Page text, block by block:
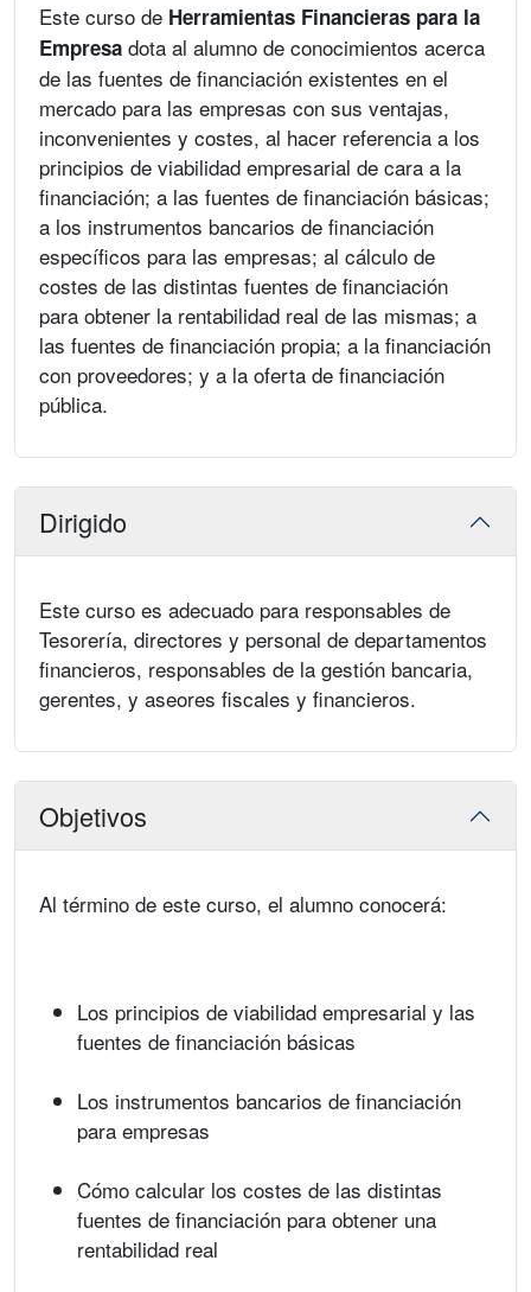
Este curso de Herramientas Financieras para la
Empresa dota al alumno de conocimientos acerca
de las fuentes de financiación existentes en el
mercado para las empresas con sus ventajas,
inconvenientes y costes, al hacer referencia a los
principios de viabilidad empresarial de cara a la
financiación; a las fuentes de financiación básicas;
a los instrumentos bancarios de financiación
específicos para las empresas; al cálculo de
costes de las distintas fuentes de financiación
para obtener la rentabilidad real de las mismas; a
las fuentes de financiación propia; a la financiación
con proveedores; y a la oferta de financiación
pública.
Dirigido
Este curso es adecuado para responsables de
Tesorería, directores y personal de departamentos
financieros, responsables de la gestión bancaria,
gerentes, y aseores fiscales y financieros.
Objetivos
Al término de este curso, el alumno conocerá:
Los principios de viabilidad empresarial y las
fuentes de financiación básicas
Los instrumentos bancarios de financiación
para empresas
Cómo calcular los costes de las distintas
fuentes de financiación para obtener una
rentabilidad real